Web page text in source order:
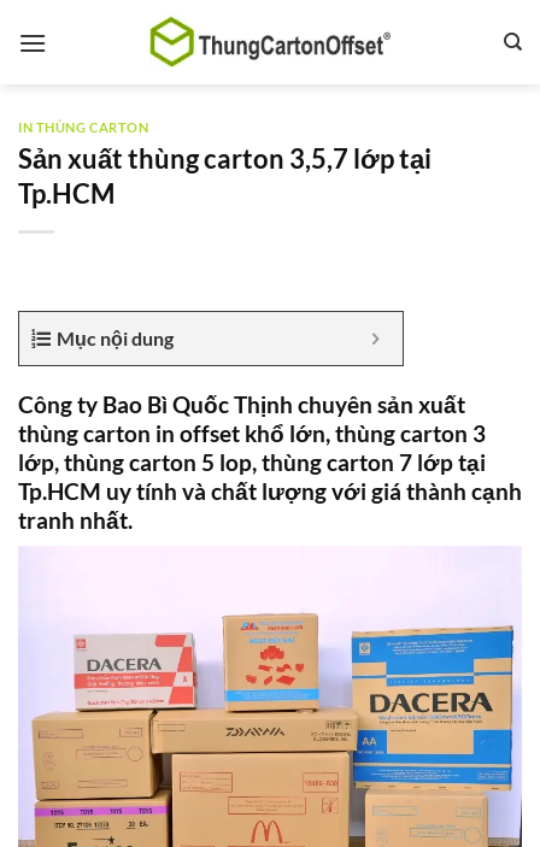
qua
IN THÙNG CARTON
Sản xuất thùng carton 3,5,7 lớp tại
Tp.HCM
Mục nội dung
Công ty Bao Bì Quốc Thịnh chuyên sản xuất
thùng carton in offset khổ lớn, thùng carton 3
lớp, thùng carton 5 lop, thùng carton 7 lớp tại
Tp.HCM uy tính và chất lượng với giá thành cạnh
tranh nhất.